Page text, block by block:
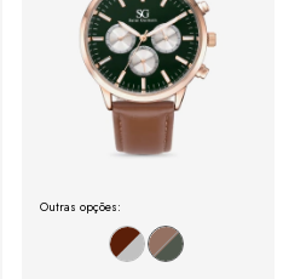
Outras opções: